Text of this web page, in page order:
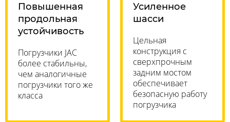
Повышенная
продольная
устойчивость
Погрузчики JAC
более стабильны,
чем аналогичные
погрузчики того же
класса
Усиленное
шасси
Цельная
конструкция с
сверхпрочным
задним мостом
обеспечивает
безопасную работу
погрузчика